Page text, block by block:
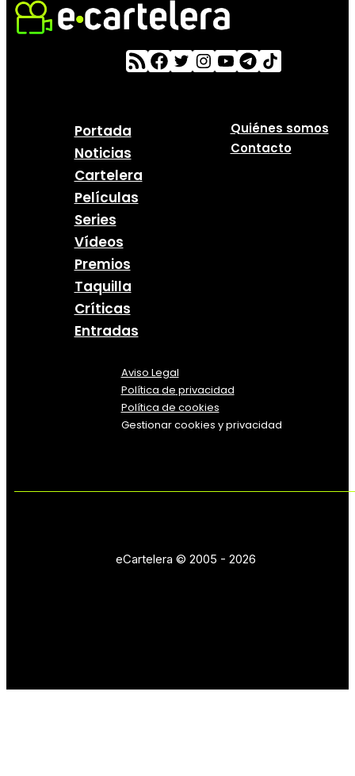
Portada
Noticias
Cartelera
Películas
Series
Vídeos
Premios
Taquilla
Críticas
Entradas
Quiénes somos
Contacto
Aviso Legal
Política de privacidad
Política de cookies
Gestionar cookies y privacidad
eCartelera © 2005 - 2026